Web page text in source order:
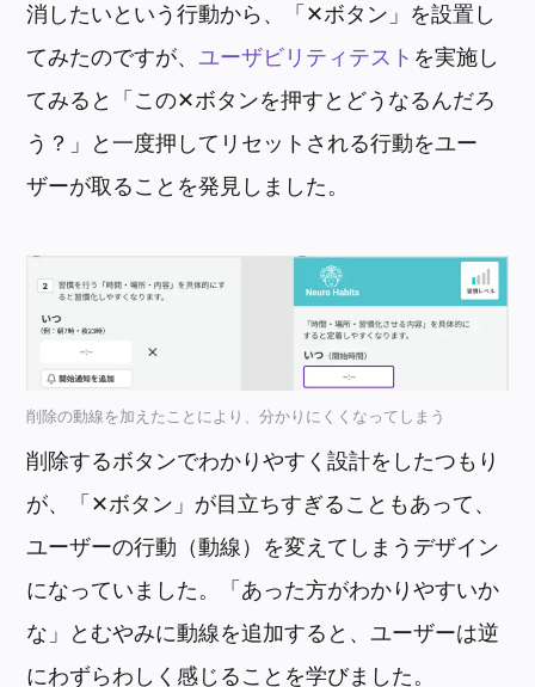
消したいという行動から、「✕ボタン」を設置し
てみたのですが、ユーザビリティテスト を実施し
てみると「この✕ボタンを押すとどうなるんだろ
う？」と一度押してリセットされる行動をユー
ザーが取ることを発見しました。
削除の動線を加えたことにより、分かりにくくなってしまう
削除するボタンでわかりやすく設計をしたつもり
が、「✕ボタン」が目立ちすぎることもあって、
ユーザーの行動（動線）を変えてしまうデザイン
になっていました。「あった方がわかりやすいか
な」とむやみに動線を追加すると、ユーザーは逆
にわずらわしく感じることを学びました。